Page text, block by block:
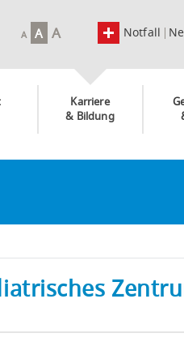
Notfall
A A A
Karriere
& Bildung